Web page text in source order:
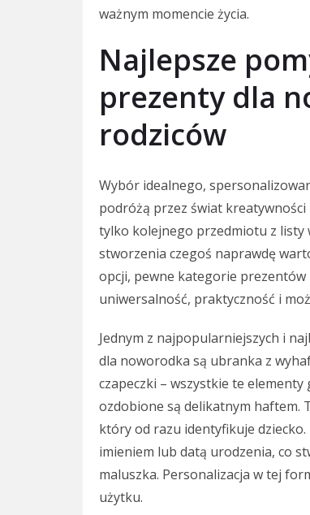
ważnym momencie życia.
Najlepsze
prezenty dla
rodziców
Wybór idealnego,
podróżą przez świat kreatywności
tylko kolejnego przedmiotu z listy
stworzenia czegoś naprawdę
opcji, pewne kategorie prezentów
uniwersalność, praktyczność i
Jednym z najpopularniejszych i
dla noworodka są ubranka z
czapeczki – wszystkie te
ozdobione są delikatnym haftem.
który od razu identyfikuje
imieniem lub datą urodzenia, co
maluszka. Personalizacja w tej
użytku.